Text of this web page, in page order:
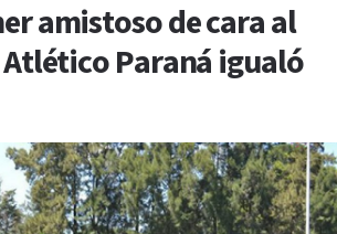
amistoso de cara al
Atlético Paraná igualó